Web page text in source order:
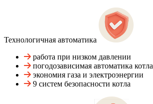
Технологичная автоматика
работа при низком давлении
погодозависимая автоматика котла
экономия газа и электроэнергии
9 систем безопасности котла